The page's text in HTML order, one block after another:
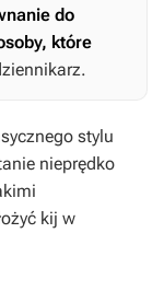
do
które
stylu
nieprędko
kij w